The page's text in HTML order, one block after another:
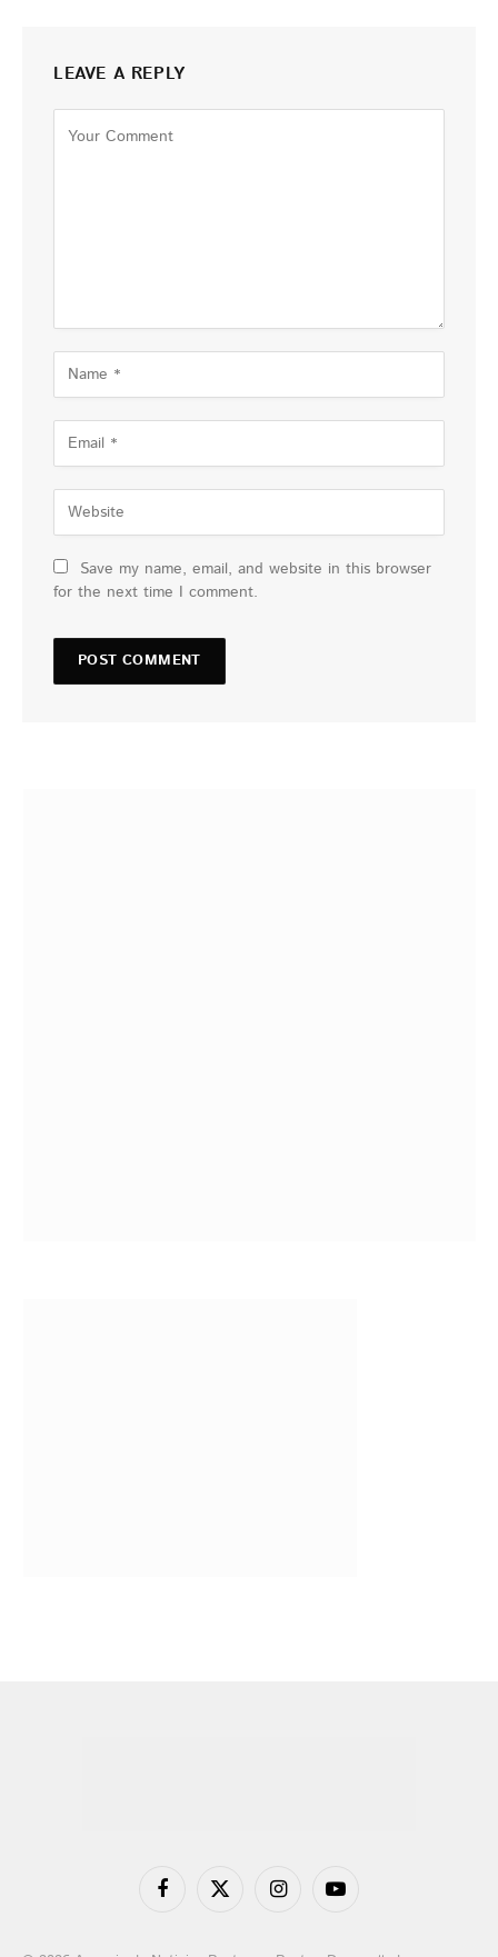
LEAVE A REPLY
Save my name, email, and website in this browser
for the next time I comment.
FacebookX
InstagramYouTube